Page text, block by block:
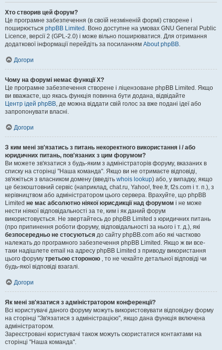
Хто створив цей форум?
Це програмне забезпечення (в своїй незміненій формі) створене і
поширюється phpBB Limited . Воно доступне на умовах GNU General Public
Licence, версії 2 (GPL-2.0) і може вільно поширюватися. Для отримання
додаткової інформації перейдіть за посиланням About phpBB.
Догори
Чому на форумі немає функції X?
Це програмне забезпечення створене і ліцензоване phpBB Limited. Якщо
ви вважаєте, що якась функція повинна бути додана, відвідайте
Центр ідей phpBB, де можна віддати свій голос за вже подані ідеї або
запропонувати власні.
Догори
З ким мені зв'язатись з питань некоректного використання і / або
юридичних питань, пов'язаних з цим форумом?
Ви можете зв'язатися з будь-яким з адміністраторів форуму, вказаних в
списку на сторінці "Наша команда". Якщо ви не отримаєте відповіді,
зв'яжіться з власником домену (введіть whois lookup) або, у випадку, якщо
це безкоштовний сервіс (наприклад, chat.ru, Yahoo!, free.fr, f2s.com і т. п.), з
керівництвом або адміністратором цього сервера. Врахуйте, що phpBB
Limited не має абсолютно ніякої юрисдикції над форумом і не може
нести ніякої відповідальності за те, ким і як даний форум
використовується. Не звертайтесь до phpBB Limited з юридичних питань
(про припинення роботи форуму, відповідальності за нього і т. д.), які
безпосередньо не стосуються до сайту phpBB.com або які частково
належать до програмного забезпечення phpBB Limited. Якщо ж ви все-
таки надішлете email на адресу phpBB Limited з приводу використання
цього форуму третьою стороною , то не чекайте детальної відповіді чи
будь-якої відповіді взагалі.
Догори
Як мені зв'язатися з адміністратором конференції?
Всі користувачі даного форуму можуть використовувати відповідну форму
на сторінці "Зв'язатися з адміністрацією", якщо дана функція включена
адміністратором.
Зареєстровані користувачі також можуть скористатися контактами на
сторінці "Наша команда".